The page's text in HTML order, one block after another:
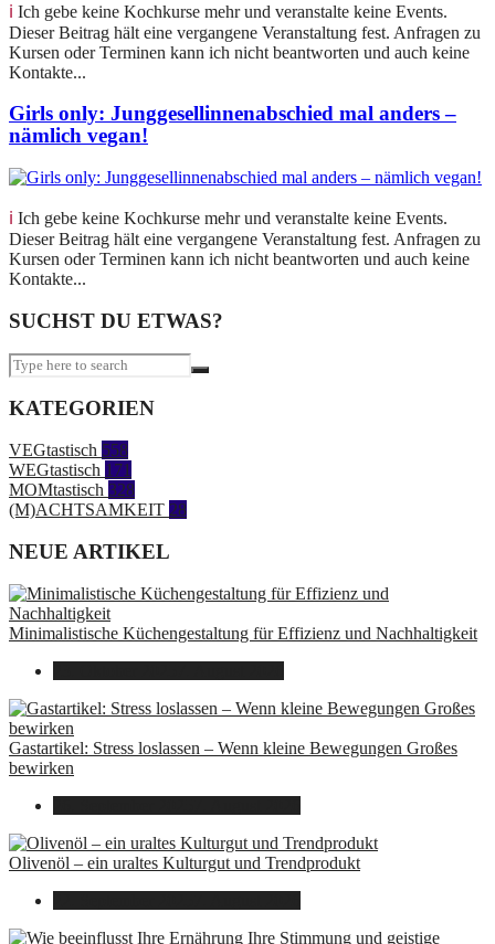
ℹ️ Ich gebe keine Kochkurse mehr und veranstalte keine Events.
Dieser Beitrag hält eine vergangene Veranstaltung fest. Anfragen zu
Kursen oder Terminen kann ich nicht beantworten und auch keine
Kontakte...
Girls only: Junggesellinnenabschied mal anders –
nämlich vegan!
ℹ️ Ich gebe keine Kochkurse mehr und veranstalte keine Events.
Dieser Beitrag hält eine vergangene Veranstaltung fest. Anfragen zu
Kursen oder Terminen kann ich nicht beantworten und auch keine
Kontakte...
SUCHST DU ETWAS?
KATEGORIEN
VEGtastisch 558
WEGtastisch 171
MOMtastisch 328
(M)ACHTSAMKEIT 28
NEUE ARTIKEL
Minimalistische Küchengestaltung für Effizienz und Nachhaltigkeit
Gastartikel: Stress loslassen – Wenn kleine Bewegungen Großes
bewirken
Olivenöl – ein uraltes Kulturgut und Trendprodukt